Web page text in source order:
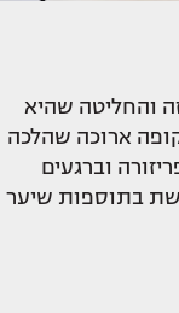
והחליטה שהיא
ארוכה שהלכה
וברגעים
בתוספות שיער